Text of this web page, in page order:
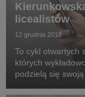
licealistów
12 grudnia 2018
To cykl otwartych
których
podzielą się